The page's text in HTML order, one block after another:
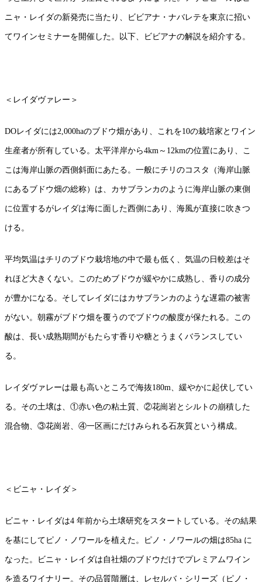
ニャ・レイダの新発売に当たり、ビビアナ・ナバレテを東京に招い
てワインセミナーを開催した。以下、ビビアナの解説を紹介する。
＜レイダヴァレー＞
DOレイダには2,000haのブドウ畑があり、これを10の栽培家とワイン
生産者が所有している。太平洋岸から4km～12kmの位置にあり、こ
こは海岸山脈の西側斜面にあたる。一般にチリのコスタ（海岸山脈
にあるブドウ畑の総称）は、カサブランカのように海岸山脈の東側
に位置するがレイダは海に面した西側にあり、海風が直接に吹きつ
ける。
平均気温はチリのブドウ栽培地の中で最も低く、気温の日較差はそ
れほど大きくない。このためブドウが緩やかに成熟し、香りの成分
が豊かになる。そしてレイダにはカサブランカのような遅霜の被害
がない。朝霧がブドウ畑を覆うのでブドウの酸度が保たれる。この
酸は、長い成熟期間がもたらす香りや糖とうまくバランスしてい
る。
レイダヴァレーは最も高いところで海抜180m、緩やかに起伏してい
る。その土壌は、①赤い色の粘土質、②花崗岩とシルトの崩積した
混合物、③花崗岩、④一区画にだけみられる石灰質という構成。
＜ビニャ・レイダ＞
ビニャ・レイダは4 年前から土壌研究をスタートしている。その結果
を基にしてピノ・ノワールを植えた。ピノ・ノワールの畑は85ha に
なった。ビニャ・レイダは自社畑のブドウだけでプレミアムワイン
を造るワイナリー。その品質階層は、レセルバ・シリーズ（ピノ・